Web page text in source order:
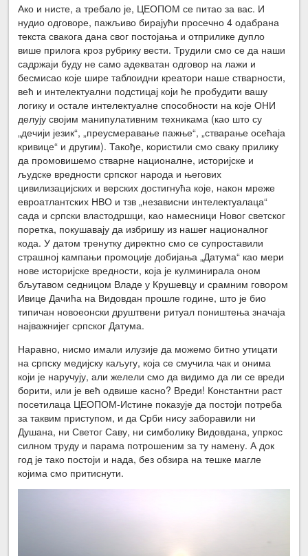
Ако и нисте, а требало је, ЦЕОПОМ се питао за вас. И
нудио одговоре, пажљиво бирајући просечно 4 одабрана
текста свакога дана свог постојања и отприлике дупло
више прилога кроз рубрику вести. Трудили смо се да наши
садржаји буду не само адекватан одговор на лажи и
бесмисао које шире таблоидни креатори наше стварности,
већ и интелектуални подстицај који ће пробудити вашу
логику и остале интелектуалне способности на које ОНИ
делују својим манипулативним техникама (као што су
„дечији језик“, „преусмеравање пажње“, „стварање осећаја
кривице“ и другим). Такође, користили смо сваку прилику
да промовишемо стварне националне, историјске и
људске вредности српског народа и његових
цивилизацијских и верских достигнућа које, након мреже
евроатлантских НВО и тзв „независни интелектуалаца“
сада и српски властодршци, као намесници Новог светског
поретка, покушавају да избришу из нашег националног
кода. У датом тренутку директно смо се супроставили
страшној кампањи промоције добијања „Датума“ као мери
нове историјске вредности, која је кулминирала оном
бљутавом седницом Владе у Крушевцу и срамним говором
Ивице Дачића на Видовдан прошле године, што је био
типичан новоеонски друштвени ритуал поништења значаја
најважнијег српског Датума.
Наравно, нисмо имали илузије да можемо битно утицати
на српску медијску каљугу, која се смучила чак и онима
који је наручују, али желели смо да видимо да ли се вреди
борити, или је већ одвише касно? Вреди! Константни раст
посетилаца ЦЕОПОМ-Истине показује да постоји потреба
за таквим приступом, и да Срби нису заборавили ни
Душана, ни Светог Саву, ни симболику Видовдана, упркос
силном труду и парама потрошеним за ту намену. А док
год је тако постоји и нада, без обзира на тешке магле
којима смо притиснути.